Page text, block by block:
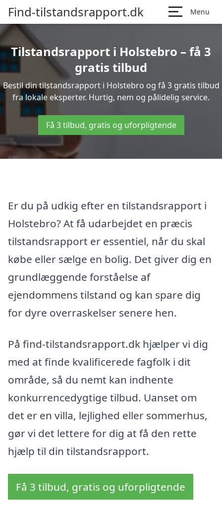
Find-tilstandsrapport.dk Menu
Tilstandsrapport i Holstebro – få 3
gratis tilbud
Bestil din tilstandsrapport i Holstebro og få 3 gratis tilbud
fra lokale eksperter. Hurtig, nem og pålidelig service.
Få 3 tilbud, gratis og uforpligtende
Er du på udkig efter en tilstandsrapport i
Holstebro? At få udarbejdet en præcis
tilstandsrapport er essentiel, når du skal
købe eller sælge en bolig. Det giver dig en
grundlæggende forståelse af
ejendommens tilstand og kan spare dig
for dyre overraskelser senere hen.
På find-tilstandsrapport.dk hjælper vi dig
med at finde kvalificerede fagfolk i dit
område, så du nemt kan indhente
konkurrencedygtige tilbud. Uanset om
det er en villa, lejlighed eller sommerhus,
gør vi det lettere for dig at få den rette
hjælp til din tilstandsrapport.
Få 3 tilbud, gratis og uforpligtende